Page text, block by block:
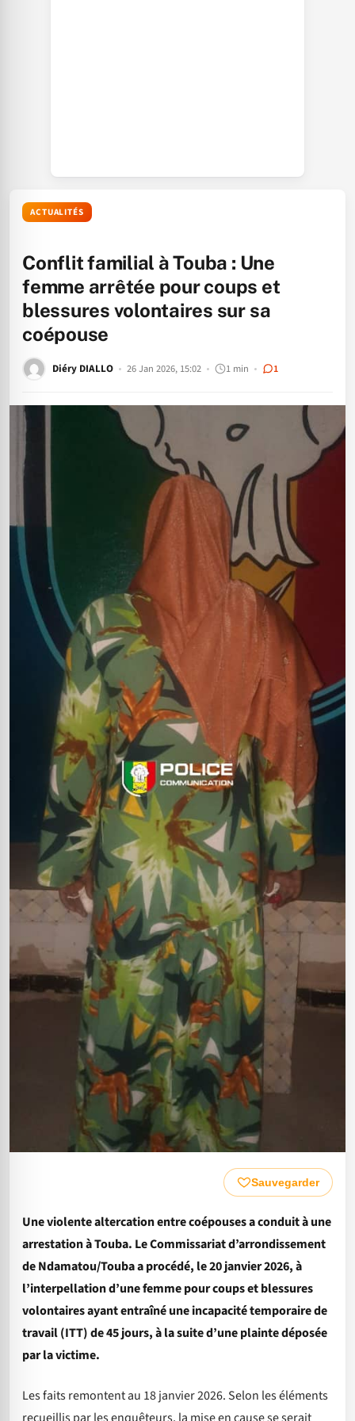
ACTUALITÉS
Conflit familial à Touba : Une
femme arrêtée pour coups et
blessures volontaires sur sa
coépouse
Diéry DIALLO 26 Jan 2026, 15:02 1 min 1
Sauvegarder
Une violente altercation entre coépouses a conduit à une
arrestation à Touba. Le Commissariat d’arrondissement
de Ndamatou/Touba a procédé, le 20 janvier 2026, à
l’interpellation d’une femme pour coups et blessures
volontaires ayant entraîné une incapacité temporaire de
travail (ITT) de 45 jours, à la suite d’une plainte déposée
par la victime.
Les faits remontent au 18 janvier 2026. Selon les éléments